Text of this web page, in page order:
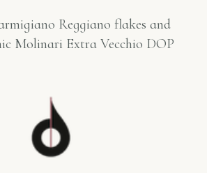
Reggiano flakes and
Molinari Extra Vecchio DOP